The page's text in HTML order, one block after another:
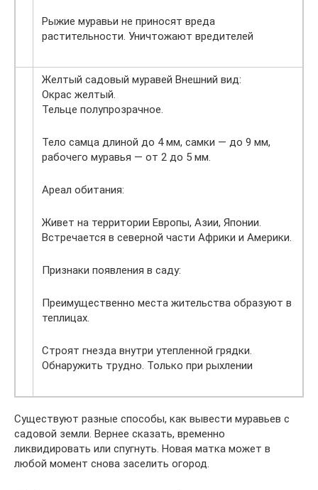
Рыжие муравьи не приносят вреда
растительности. Уничтожают вредителей
Желтый садовый муравей Внешний вид:
Окрас желтый.
Тельце полупрозрачное.
Тело самца длиной до 4 мм, самки — до 9 мм,
рабочего муравья — от 2 до 5 мм.
Ареал обитания:
Живет на территории Европы, Азии, Японии.
Встречается в северной части Африки и Америки.
Признаки появления в саду:
Преимущественно места жительства образуют в
теплицах.
Строят гнезда внутри утепленной грядки.
Обнаружить трудно. Только при рыхлении
Существуют разные способы, как вывести муравьев с
садовой земли. Вернее сказать, временно
ликвидировать или спугнуть. Новая матка может в
любой момент снова заселить огород.